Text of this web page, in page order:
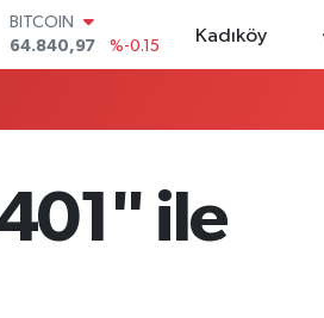
DOLAR
47,7436
%0.18
EURO
6660.55
%0
BİST100
13.779
%-14
Kadıköy
ile